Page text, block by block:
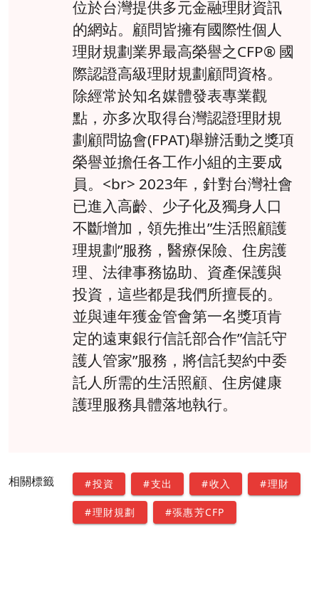
位於台灣提供多元金融理財資訊
的網站。顧問皆擁有國際性個人
理財規劃業界最高榮譽之CFP® 國
際認證高級理財規劃顧問資格。
除經常於知名媒體發表專業觀
點，亦多次取得台灣認證理財規
劃顧問協會(FPAT)舉辦活動之獎項
榮譽並擔任各工作小組的主要成
員。<br> 2023年，針對台灣社會
已進入高齡、少子化及獨身人口
不斷增加，領先推出”生活照顧護
理規劃”服務，醫療保險、住房護
理、法律事務協助、資產保護與
投資，這些都是我們所擅長的。
並與連年獲金管會第一名獎項肯
定的遠東銀行信託部合作”信託守
護人管家”服務，將信託契約中委
託人所需的生活照顧、住房健康
護理服務具體落地執行。
相關標籤 #投資 #支出 #收入 #理財
#理財規劃 #張惠芳CFP